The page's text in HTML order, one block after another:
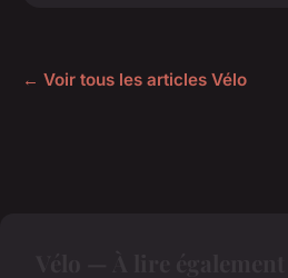
← Voir tous les articles Vélo